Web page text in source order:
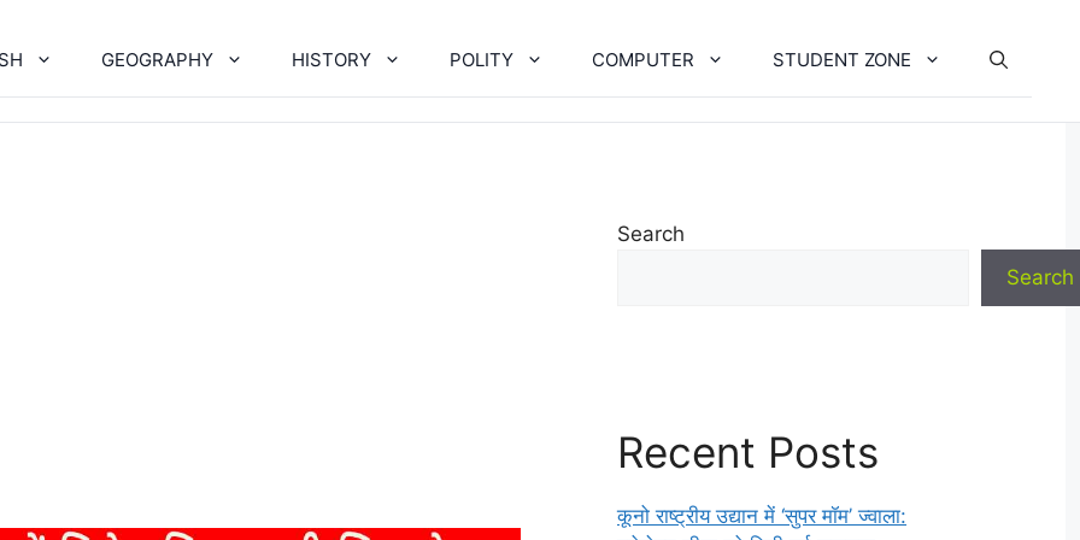
GEOGRAPHY HISTORY POLITY COMPUTER STUDENT ZONE
Search
Search
Recent Posts
कूनो राष्ट्रीय उद्यान में ‘सुपर मॉम’ ज्वाला: